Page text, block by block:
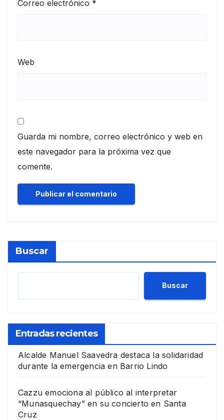
Correo electrónico *
Web
Guarda mi nombre, correo electrónico y web en
este navegador para la próxima vez que
comente.
Buscar
Buscar
Entradas recientes
Alcalde Manuel Saavedra destaca la solidaridad
durante la emergencia en Barrio Lindo
Cazzu emociona al público al interpretar
“Munasquechay” en su concierto en Santa
Cruz